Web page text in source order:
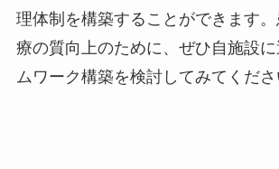
理体制を構築することができます
療の質向上のために、ぜひ自施設
ムワーク構築を検討してみてくださ